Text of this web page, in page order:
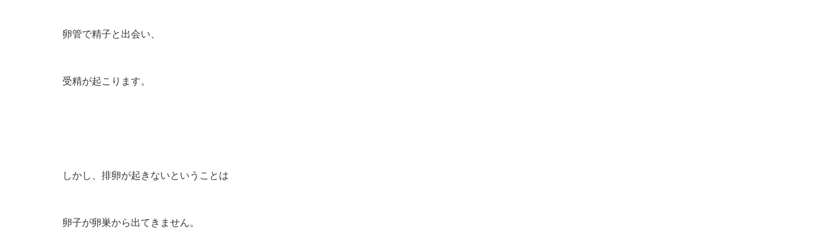
卵管で精子と出会い、
受精が起こります。
しかし、排卵が起きないということは
卵子が卵巣から出てきません。